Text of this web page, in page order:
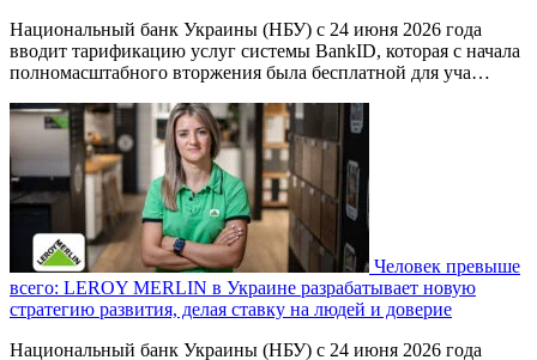
Национальный банк Украины (НБУ) с 24 июня 2026 года
вводит тарификацию услуг системы BankID, которая с начала
полномасштабного вторжения была бесплатной для уча…
Человек превыше
всего: LEROY MERLIN в Украине разрабатывает новую
стратегию развития, делая ставку на людей и доверие
Национальный банк Украины (НБУ) с 24 июня 2026 года